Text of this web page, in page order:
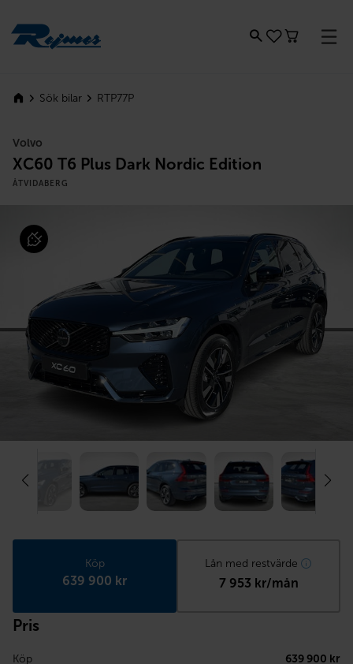
Sök bilar RTP77P
Volvo
XC60 T6 Plus Dark Nordic Edition
ÅTVIDABERG
Köp
639 900 kr
Lån med restvärde
7 953 kr/mån
Pris
Köp 639 900 kr